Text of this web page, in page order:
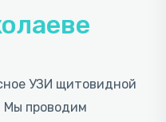
УЗИ щитовидной
Мы проводим